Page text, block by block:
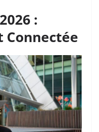
:
Connectée